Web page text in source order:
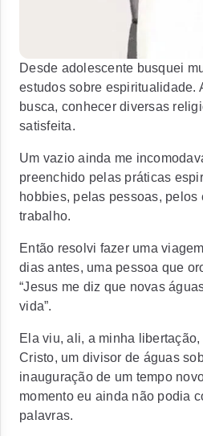
Desde adolescente busquei
estudos sobre espiritualidade.
busca, conhecer diversas
satisfeita.
Um vazio ainda me
preenchido pelas práticas
hobbies, pelas pessoas, pelos
trabalho.
Então resolvi fazer uma
dias antes, uma pessoa que
“Jesus me diz que novas
vida”.
Ela viu, ali, a minha
Cristo, um divisor de águas
inauguração de um tempo
momento eu ainda não podia
palavras.